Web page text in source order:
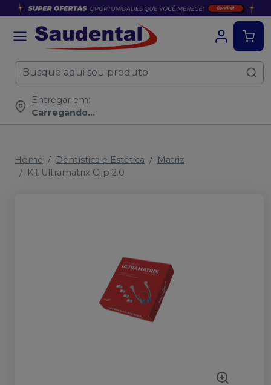
Entregar em:
Carregando...
Home Dentística e Estética
Matriz
Kit Ultramatrix Clip 2.0